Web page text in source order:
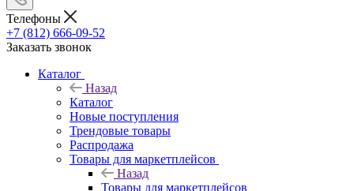
Телефоны
+7 (812) 666-09-52
Заказать звонок
Каталог
Назад
Каталог
Новые поступления
Трендовые товары
Распродажа
Товары для маркетплейсов
Назад
Товары для маркетплейсов